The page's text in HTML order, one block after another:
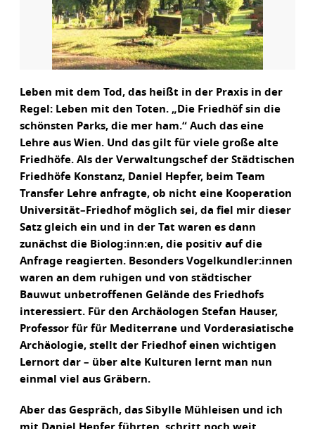
Leben mit dem Tod, das heißt in der Praxis in der
Regel: Leben mit den Toten. „Die Friedhöf sin die
schönsten Parks, die mer ham.“ Auch das eine
Lehre aus Wien. Und das gilt für viele große alte
Friedhöfe. Als der Verwaltungschef der Städtischen
Friedhöfe Konstanz, Daniel Hepfer, beim Team
Transfer Lehre anfragte, ob nicht eine Kooperation
Universität–Friedhof möglich sei, da fiel mir dieser
Satz gleich ein und in der Tat waren es dann
zunächst die Biolog:inn:en, die positiv auf die
Anfrage reagierten. Besonders Vogelkundler:innen
waren an dem ruhigen und von städtischer
Bauwut unbetroffenen Gelände des Friedhofs
interessiert. Für den Archäologen Stefan Hauser,
Professor für für Mediterrane und Vorderasiatische
Archäologie, stellt der Friedhof einen wichtigen
Lernort dar – über alte Kulturen lernt man nun
einmal viel aus Gräbern.
Aber das Gespräch, das Sibylle Mühleisen und ich